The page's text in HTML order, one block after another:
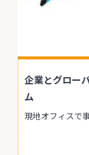
企業とグロー
ム
現地オフィスで